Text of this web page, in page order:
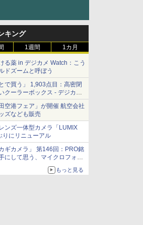
キング
1週間 1カ月
る薬 in デジカメ Watch：こう
ドズームと呼ぼう
で買う」 1,903点目：高密閉
クーラーボックス - デジカメ
空港フェア」が開催 航空会社
ズなども販売
ンズ一体型カメラ「LUMIX
りにリニューアル
ギカメラ」 第146回：PRO銘
にして思う、マイクロフォー
もっと見る